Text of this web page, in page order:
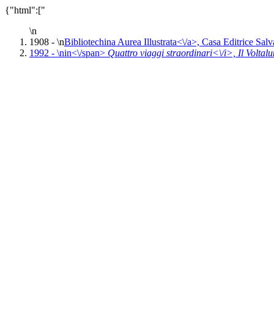
{"html":["
\n
1908 - \nBibliotechina Aurea Illustrata<\/a>, Casa Editrice
1992 - \nin<\/span> Quattro viaggi straordinari<\/i>, Il